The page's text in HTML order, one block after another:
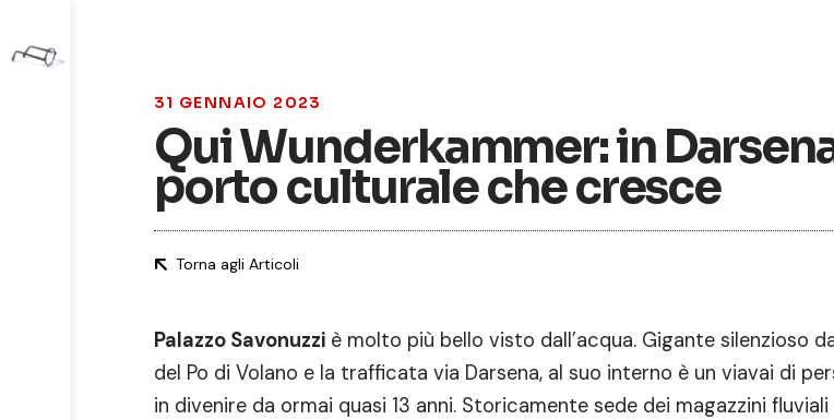
31 GENNAIO 2023
Qui Wunderkammer: in Darsena
porto culturale che cresce
Torna agli Articoli
Palazzo Savonuzziè molto più bello visto dall’acqua. Gigante silenzioso
del Po di Volano e la trafficata via Darsena, al suo interno è un viavai di
in divenire da ormai quasi 13 anni. Storicamente sede dei magazzini